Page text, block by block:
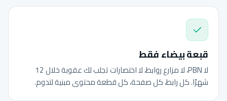
قبعة بيضاء فقط
لا PBN، لا مزارع روابط، لا اختصارات تجلب لك عقوبة خلال 12
شهرًا. كل رابط، كل صفحة، كل قطعة محتوى مبنية لتدوم.